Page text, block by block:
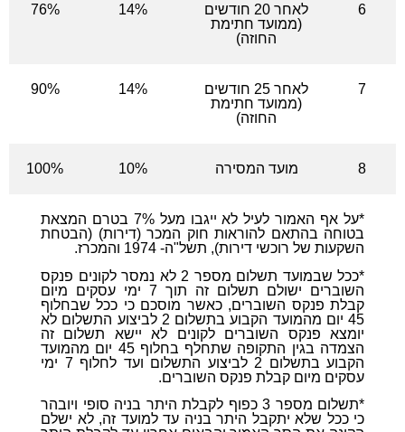
6
לאחר 20 חודשים
(ממועד חתימת
החוזה)
14%
76%
7
לאחר 25 חודשים
(ממועד חתימת
החוזה)
14%
90%
8 מועד המסירה 10%
100%
*על אף האמור לעיל לא ייגבו מעל 7% בטרם המצאת
בטוחה בהתאם להוראות חוק המכר (דירות) (הבטחת
השקעות של רוכשי דירות), תשל"ה- 1974 והמכרז.
*ככל שבמועד תשלום מספר 2 לא נמסר לקונים פנקס
השוברים ישולם תשלום זה תוך 7 ימי עסקים מיום
קבלת פנקס השוברים, כאשר מוסכם כי ככל שבחלוף
45 יום מהמועד הקבוע בתשלום 2 לביצוע התשלום לא
יומצא פנקס השוברים לקונים לא יישא תשלום זה
הצמדה בגין התקופה שתחלף בחלוף 45 יום מהמועד
הקבוע בתשלום 2 לביצוע התשלום ועד לחלוף 7 ימי
עסקים מיום קבלת פנקס השוברים.
*תשלום מספר 3 כפוף לקבלת היתר בניה סופי ויובהר
כי ככל שלא יתקבל היתר בניה עד למועד זה, לא ישלם